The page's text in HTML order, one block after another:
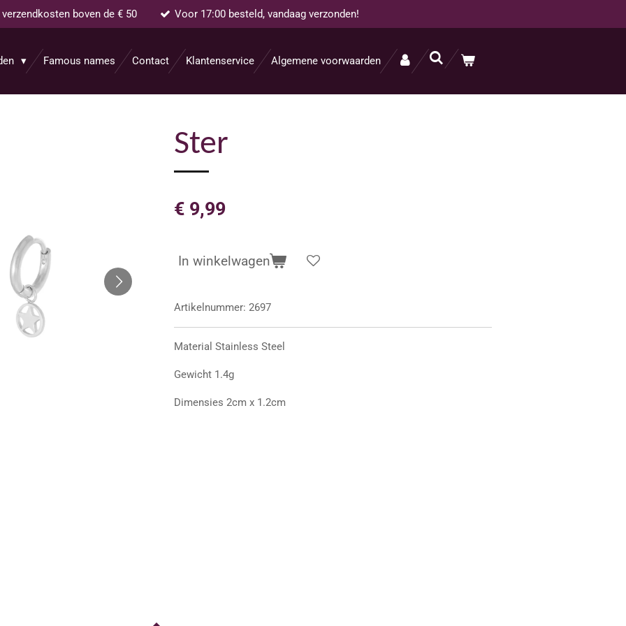
boven de € 50 Voor 17:00 besteld, vandaag verzonden!
Famous names Contact Klantenservice Algemene voorwaarden
Ster
€ 9,99
In winkelwagen
Artikelnummer: 2697
Material Stainless Steel
Gewicht 1.4g
Dimensies 2cm x 1.2cm